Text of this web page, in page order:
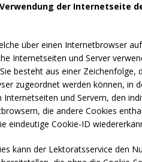
der Internetseite
über einen Internetbrowser
Internetseiten und Server
besteht aus einer Zeichenfolge,
zugeordnet werden können, in
und Servern, den
die andere Cookies
eindeutige Cookie-ID
kann der Lektoratsservice den